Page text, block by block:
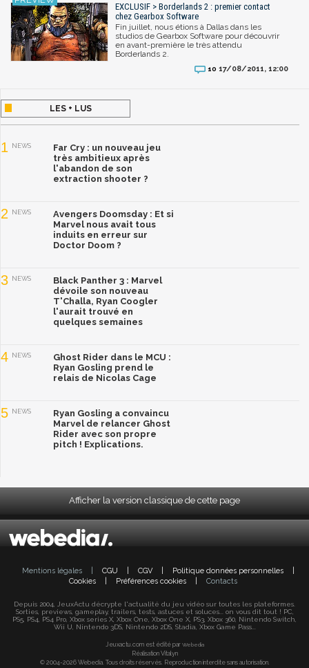
EXCLUSIF > Borderlands 2 : premier contact
chez Gearbox Software
Fin juillet, nous étions à Dallas dans les
studios de Gearbox Software pour découvrir
en avant-première le très attendu
Borderlands 2.
10 17/08/2011, 12:00
LES + LUS
1 NEWS
Far Cry : un nouveau jeu
très ambitieux après
l'abandon de son
extraction shooter ?
2 NEWS
Avengers Doomsday : Et si
Marvel nous avait tous
induits en erreur sur
Doctor Doom ?
3 NEWS
Black Panther 3 : Marvel
dévoile son nouveau
T'Challa, Ryan Coogler
l'aurait trouvé en
quelques semaines
4 NEWS
Ghost Rider dans le MCU :
Ryan Gosling prend le
relais de Nicolas Cage
5 NEWS
Ryan Gosling a convaincu
Marvel de relancer Ghost
Rider avec son propre
pitch ! Explications.
Afficher la version classique de cette page
Mentions légales CGU CGV Politique données personnelles
Cookies
Préférences cookies Contacts
Depuis 2004, JeuxActu décrypte l'actualité du jeu vidéo sur toutes les plateformes.
Sorties, previews, gameplay, trailers, tests, astuces et soluces... on vous dit tout ! PC,
PS5, PS4, PS4 Pro, Xbox series X, Xbox One, Xbox One X, PS3, Xbox 360, Nintendo Switch,
Wii U, Nintendo 3DS, Nintendo 2DS, Stadia, Xbox Game Pass...
Jeuxactu.com est édité par Webedia
Réalisation Vitalyn
© 2004-2026 Webedia. Tous droits réservés. Reproduction interdite sans autorisation.